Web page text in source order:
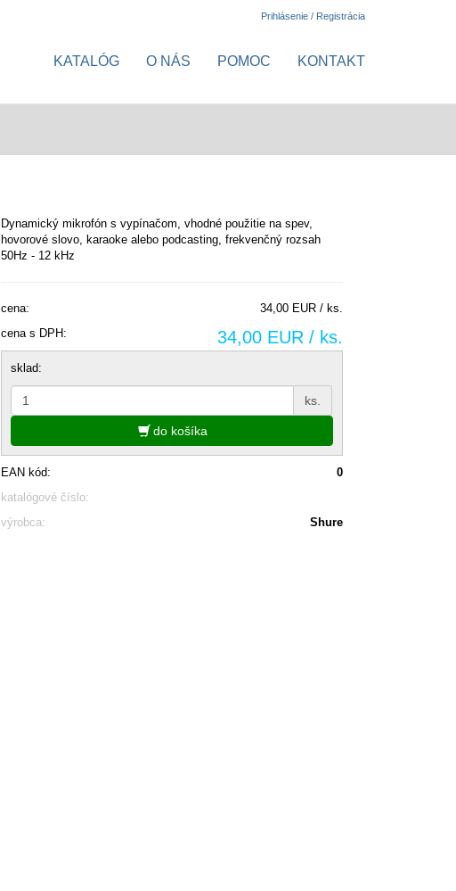
Prihlásenie / Registrácia
KATALÓG O NÁS POMOC KONTAKT
Dynamický mikrofón s vypínačom, vhodné použitie na spev,
hovorové slovo, karaoke alebo podcasting, frekvenčný rozsah
50Hz - 12 kHz
cena:
34,00 EUR / ks.
cena s DPH:
34,00 EUR / ks.
sklad:
ks.
do košíka
EAN kód:
0
katalógové číslo:
výrobca:
Shure